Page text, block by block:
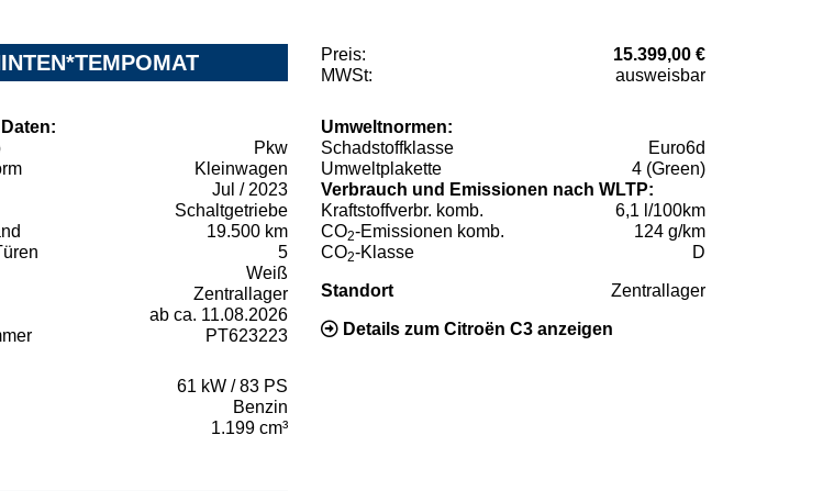
Preis:
15.399,00 €
MWSt:
ausweisbar
Pkw
Kleinwagen
Jul / 2023
Schaltgetriebe
19.500 km
5
Weiß
Zentrallager
ab ca. 11.08.2026
PT623223
61 kW / 83 PS
Benzin
1.199 cm³
Umweltnormen:
Schadstoffklasse
Euro6d
Umweltplakette
4 (Green)
Verbrauch und Emissionen nach WLTP:
Kraftstoffverbr. komb.
6,1 l/100km
CO2-Emissionen komb.
124 g/km
CO2-Klasse D
Standort Zentrallager
Details zum Citroën C3 anzeigen